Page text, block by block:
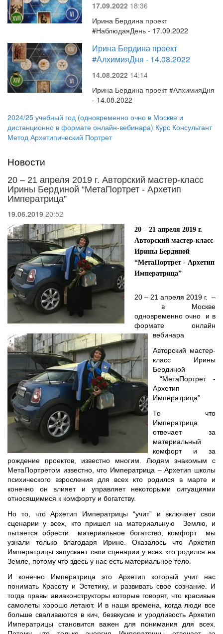
17.09.2022 18:36
Ирина Бердина проект
#НаблюдаяДень - 17.09.2022
Ирина Бердина проект
#АлхимияДня - 14.08.2022
14.08.2022 14:14
Ирина Бердина проект #АлхимияДня
- 14.08.2022
2024/25 учебный год (одновременно очно в Москве и
дистанционно в формате онлайн-вебинара) Курс Консультант
Метод Архетипический Портрет
Новости
20 – 21 апреля 2019 г. Авторский мастер-класс
Ирины Бердиной “МетаПортрет - Архетип
Императрица”
19.06.2019 20:52
20 – 21 апреля 2019 г.
Авторский мастер-класс
Ирины Бердиной
“МетаПортрет - Архетип
Императрица”
20 – 21 апреля 2019 г. –
в Москве
одновременно очно и в
формате онлайн
вебинара
Авторский мастер-
класс Ирины
Бердиной
“МетаПортрет -
Архетип
Императрица”
То что
Императрица
отвечает за
материальный
комфорт и за
рождение проектов, известно многим. Людям знакомым с
МетаПортретом известно, что Императрица – Архетип школы
психического взросления для всех кто родился в марте и
конечно он влияет и управляет некоторыми ситуациями
относящимися к комфорту и богатству.
Но то, что Архетип Императрицы “учит” и включает свои
сценарии у всех, кто пришел на материальную Землю, и
пытается обрести материальное богатство, комфорт мы
узнали только благодаря Ирине. Оказалось что Архетип
Императрицы запускает свои сценарии у всех кто родился на
Земле, потому что здесь у нас есть материальное тело.
И конечно Императрица это Архетип который учит нас
понимать Красоту и Эстетику, и развивать свое сознание. И
тогда правы авиаконструкторы которые говорят, что красивые
самолеты хорошо летают. И в наши времена, когда люди все
больше сваливаются в кич, безвкусие и уродливость Архетип
Императрицы становится важен для понимания для всех.